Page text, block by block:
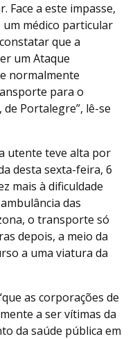
Face a este impasse,
médico particular
que a
um Ataque
normalmente
para o
Portalegre”, lê-se
utente teve alta por
desta sexta-feira, 6
mais à dificuldade
das
o transporte só
depois, a meio da
a uma viatura da
as corporações de
a ser vítimas da
da saúde pública em